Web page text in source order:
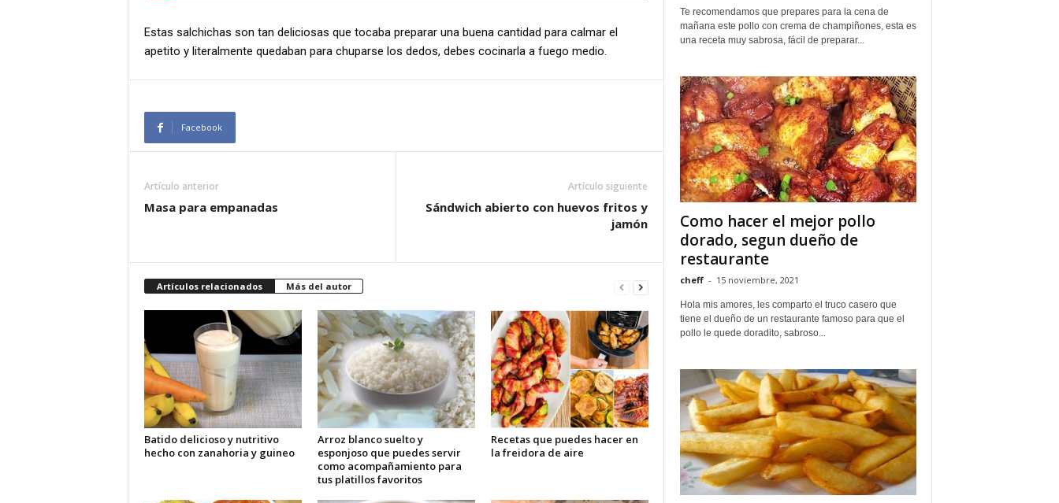
Estas salchichas son tan deliciosas que tocaba preparar una buena cantidad para calmar el
apetito y literalmente quedaban para chuparse los dedos, debes cocinarla a fuego medio.
Facebook
Artículo anterior
Masa para empanadas
Artículo siguiente
Sándwich abierto con huevos fritos y
jamón
Artículos relacionados Más del autor
Batido delicioso y nutritivo
hecho con zanahoria y guineo
Arroz blanco suelto y
esponjoso que puedes servir
como acompañamiento para
tus platillos favoritos
Recetas que puedes hacer en
la freidora de aire
Te recomendamos que prepares para la cena de
mañana este pollo con crema de champiñones, esta es
una receta muy sabrosa, fácil de preparar...
Como hacer el mejor pollo
dorado, segun dueño de
restaurante
cheff - 15 noviembre, 2021
Hola mis amores, les comparto el truco casero que
tiene el dueño de un restaurante famoso para que el
pollo le quede doradito, sabroso...